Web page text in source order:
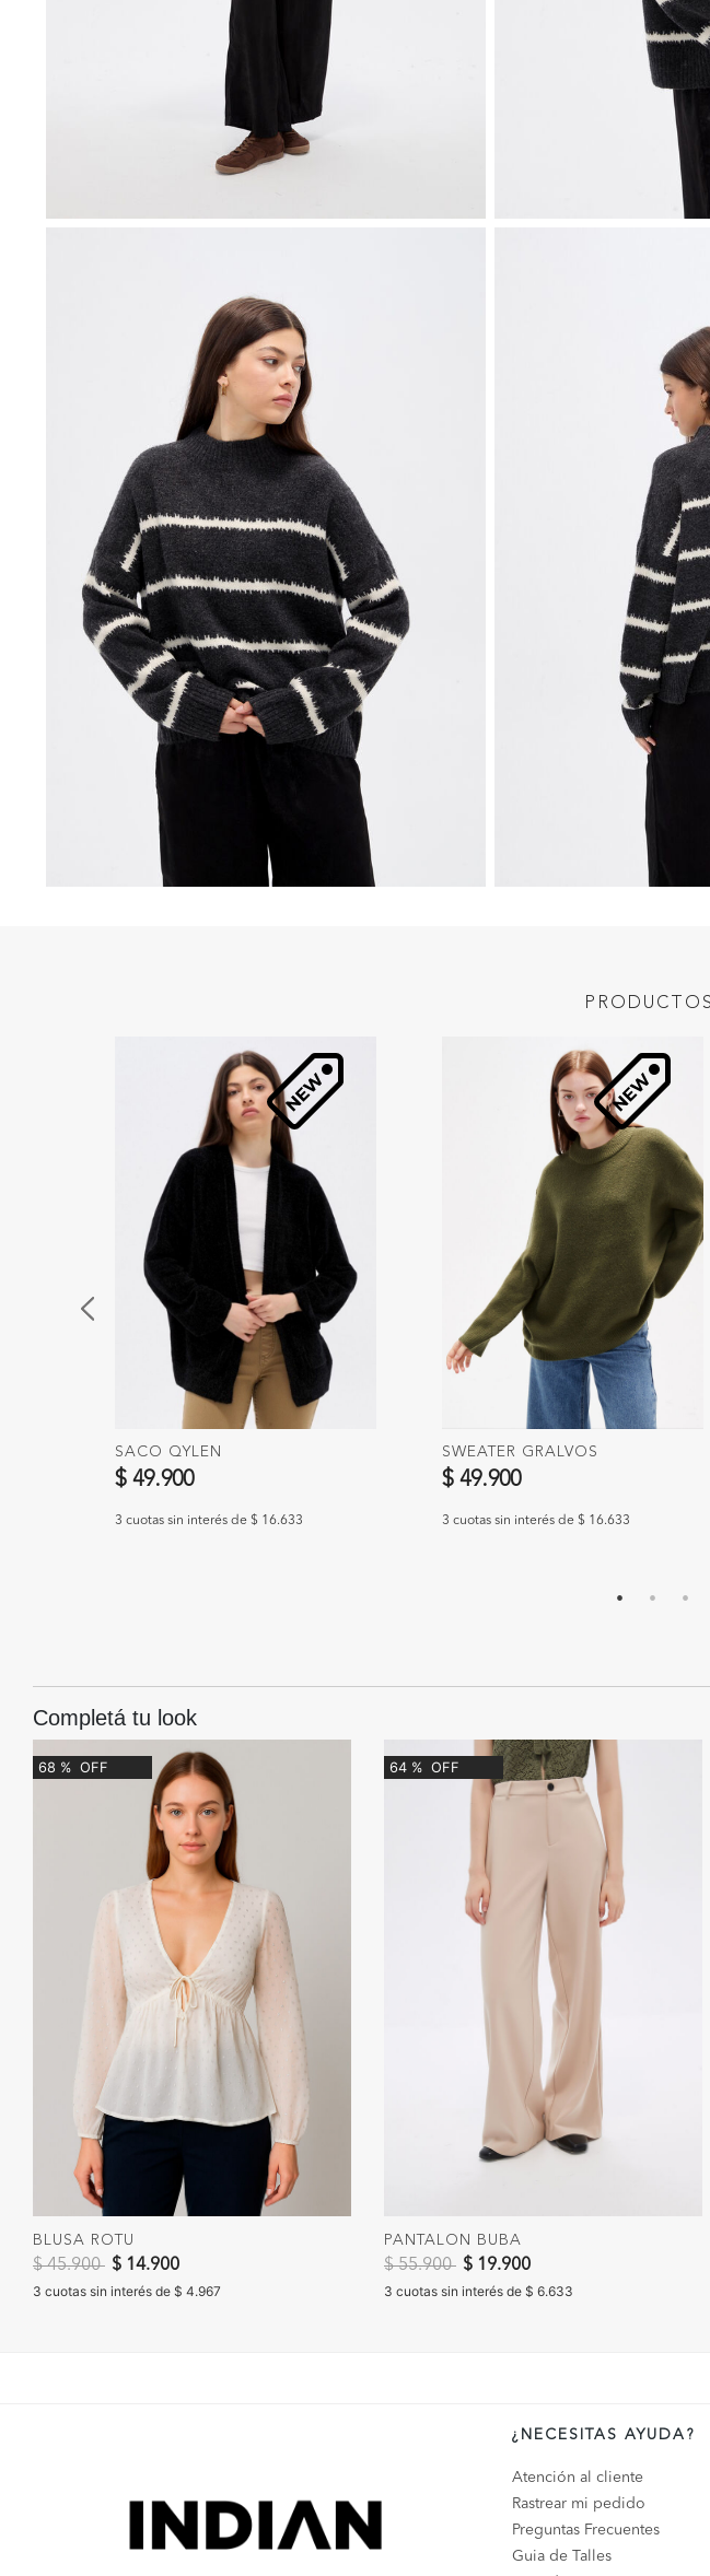
SACO QYLEN
$ 49.900
3 cuotas sin interés de $ 16.633
SWEATER GRALVOS
$ 49.900
3 cuotas sin interés de $ 16.633
Completá tu look
68 % OFF
BLUSA ROTU
Precio reducido de
$ 45.900a$ 14.900
3 cuotas sin interés de $ 4.967
64 % OFF
PANTALON BUBA
Precio reducido de
$ 55.900a$ 19.900
3 cuotas sin interés de $ 6.633
¿NECESITAS AYUDA?
Atención al cliente
Rastrear mi pedido
Preguntas Frecuentes
Guia de Talles